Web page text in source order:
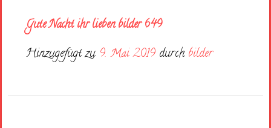
Gute Nacht ihr lieben bilder 649
Hinzugefügt zu 9. Mai 2019 durch bilder